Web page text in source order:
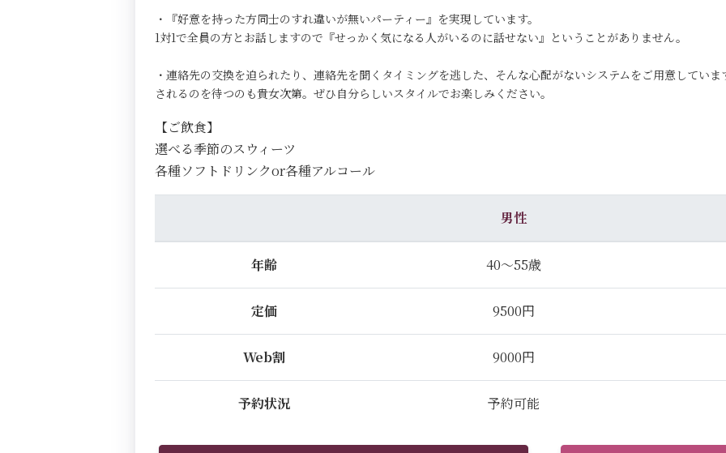
・『好意を持った方同士のすれ違いが無いパーティー』を実現しています。
1対1で全員の方とお話しますので『せっかく気になる人がいるのに話せない』ということがありません。
・連絡先の交換を迫られたり、連絡先を聞くタイミングを逃した、そんな心配がないシステムをご用意してい
されるのを待つのも貴女次第。ぜひ自分らしいスタイルでお楽しみください。
【ご飲食】
選べる季節のスウィーツ
各種ソフトドリンクor各種アルコール
男性
年齢 40～55歳
定価 9500円
Web割 9000円
予約状況 予約可能